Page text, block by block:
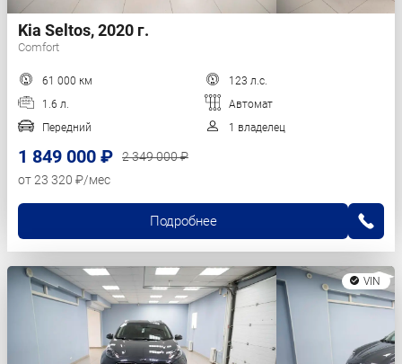
Kia Seltos, 2020 г.
Comfort
61 000 км
123 л.с.
1.6 л.
Автомат
Передний
1 владелец
1 849 000 ₽
2 349 000 ₽
от 23 320 ₽/мес
Подробнее
VIN